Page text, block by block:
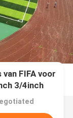
FIFA voor
3/4inch